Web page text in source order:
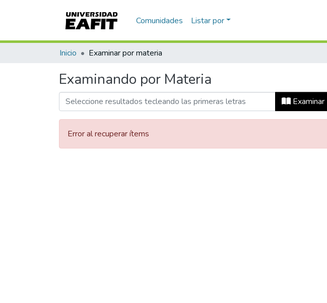
Comunidades Listar por
Inicio Examinar por materia
Examinando por Materia
Examinar
Error al recuperar ítems